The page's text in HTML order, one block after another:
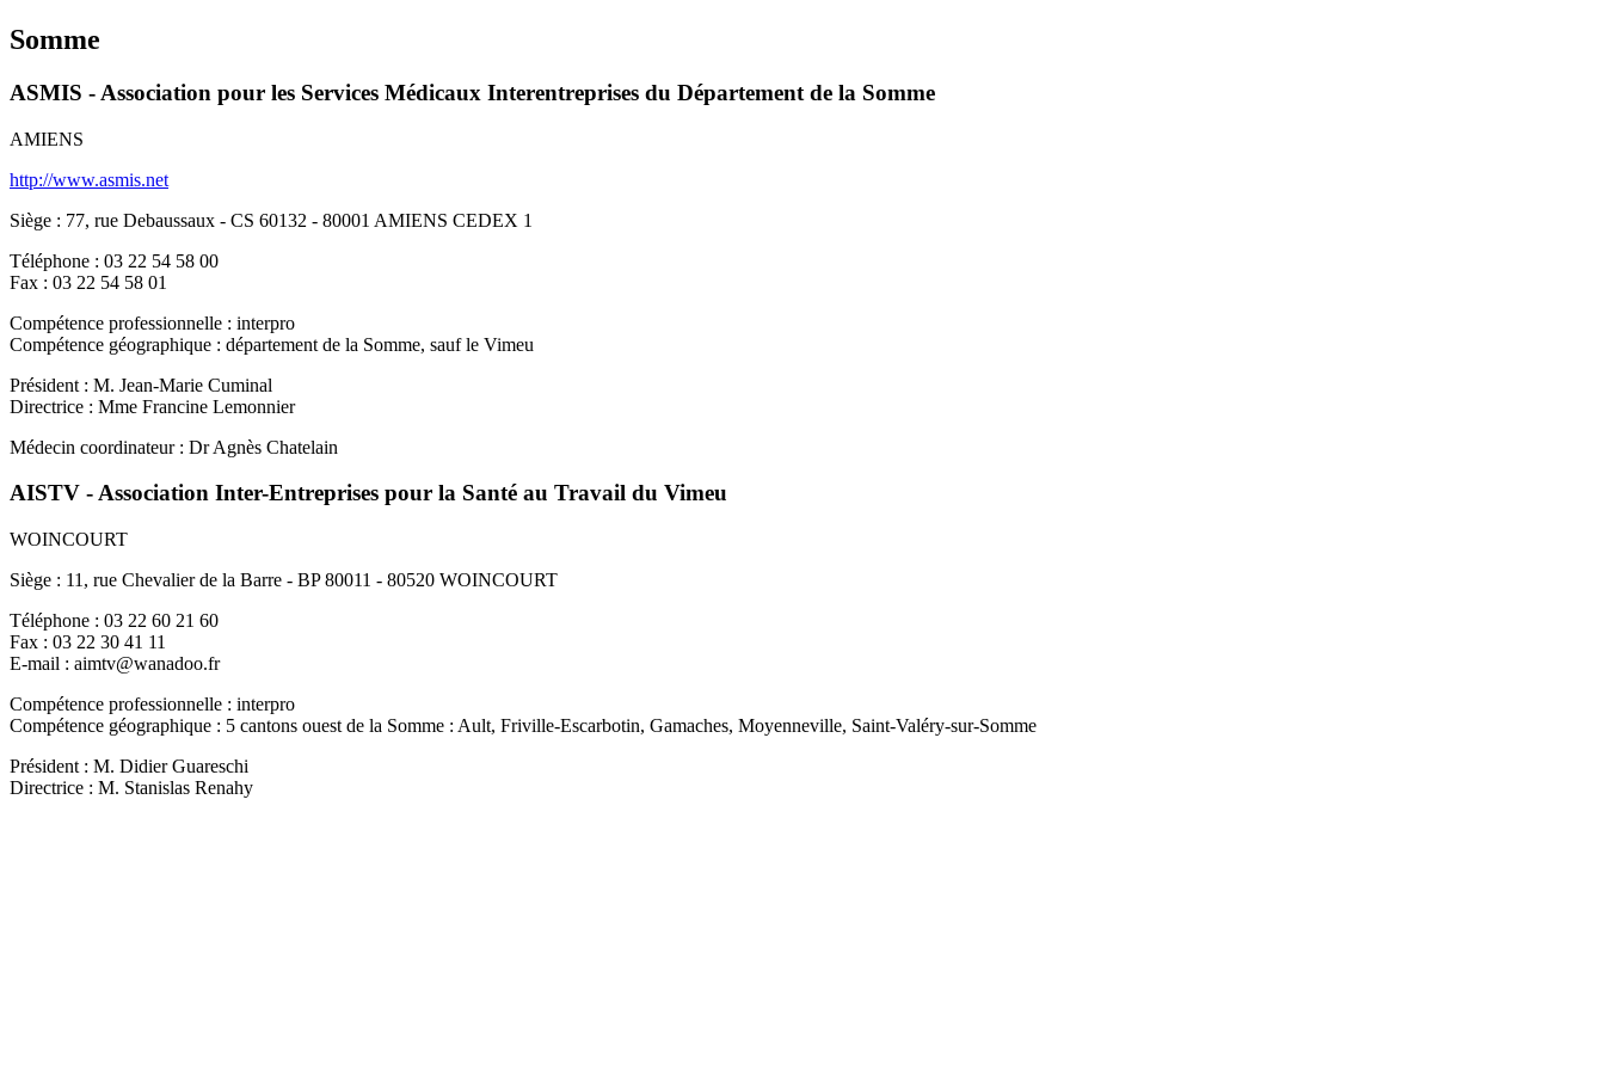
Somme
ASMIS - Association pour les Services Médicaux Interentreprises du Département de la Somme
AMIENS
http://www.asmis.net
Siège : 77, rue Debaussaux - CS 60132 - 80001 AMIENS CEDEX 1
Téléphone : 03 22 54 58 00
Fax : 03 22 54 58 01
Compétence professionnelle : interpro
Compétence géographique : département de la Somme, sauf le Vimeu
Président : M. Jean-Marie Cuminal
Directrice : Mme Francine Lemonnier
Médecin coordinateur : Dr Agnès Chatelain
AISTV - Association Inter-Entreprises pour la Santé au Travail du Vimeu
WOINCOURT
Siège : 11, rue Chevalier de la Barre - BP 80011 - 80520 WOINCOURT
Téléphone : 03 22 60 21 60
Fax : 03 22 30 41 11
E-mail : aimtv@wanadoo.fr
Compétence professionnelle : interpro
Compétence géographique : 5 cantons ouest de la Somme : Ault, Friville-Escarbotin, Gamaches, Moyenneville, Saint-Valéry-sur-Somme
Président : M. Didier Guareschi
Directrice : M. Stanislas Renahy